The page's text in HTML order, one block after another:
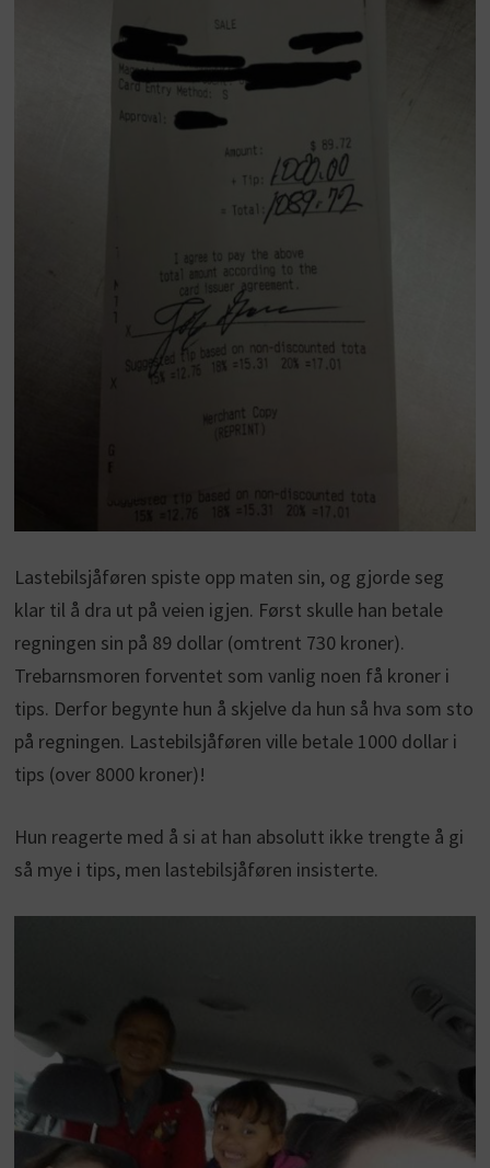
Lastebilsjåføren spiste opp maten sin, og gjorde seg
klar til å dra ut på veien igjen. Først skulle han betale
regningen sin på 89 dollar (omtrent 730 kroner).
Trebarnsmoren forventet som vanlig noen få kroner i
tips. Derfor begynte hun å skjelve da hun så hva som sto
på regningen. Lastebilsjåføren ville betale 1000 dollar i
tips (over 8000 kroner)!
Hun reagerte med å si at han absolutt ikke trengte å gi
så mye i tips, men lastebilsjåføren insisterte.